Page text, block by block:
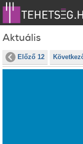
Aktuális
Előző 12